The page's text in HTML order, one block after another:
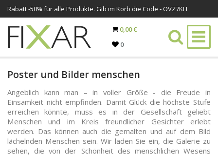
Rabatt -50% für alle Produkte. Gib im Korb die Code - OVZ7KH
0,00 €
0
Poster und Bilder menschen
Angeblich kann man – in voller Größe - die Freude in
Einsamkeit nicht empfinden. Damit Glück die höchste Stufe
erreichen könnte, muss es in der Gesellschaft geliebt
Menschen und im Kreis freundlicher Gesichter erlebt
werden. Das können auch die gemalten und auf dem Bild
lächelnden Menschen sein. Wir laden Sie ein, die Galerie zu
sehen, die von der Schönheit des menschlichen Wesens